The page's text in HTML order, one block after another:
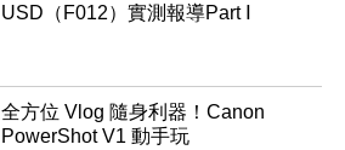
USD（F012）實測報導Part Ⅰ
全方位 Vlog 隨身利器！Canon
PowerShot V1 動手玩